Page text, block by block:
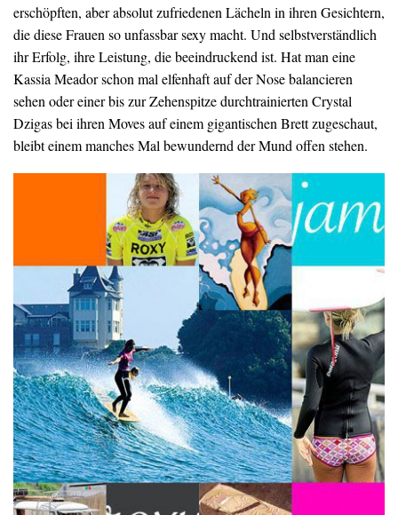
erschöpften, aber absolut zufriedenen Lächeln in ihren Gesichtern,
die diese Frauen so unfassbar sexy macht. Und selbstverständlich
ihr Erfolg, ihre Leistung, die beeindruckend ist. Hat man eine
Kassia Meador schon mal elfenhaft auf der Nose balancieren
sehen oder einer bis zur Zehenspitze durchtrainierten Crystal
Dzigas bei ihren Moves auf einem gigantischen Brett zugeschaut,
bleibt einem manches Mal bewundernd der Mund offen stehen.